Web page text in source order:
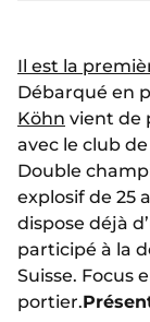
Il est la
Débarqué en
Köhn vient de
avec le club
Double
explosif de 25
dispose déjà
participé à la
Suisse. Focus
portier.